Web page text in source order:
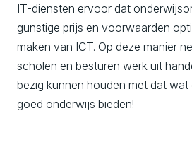
IT-diensten ervoor dat
gunstige prijs en voorwaarden
maken van ICT. Op deze manier
scholen en besturen werk uit
bezig kunnen houden met dat wat
goed onderwijs bieden!